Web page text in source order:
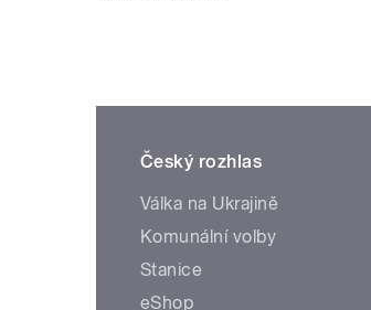
Český rozhlas
Válka na Ukrajině
Komunální volby
Stanice
eShop